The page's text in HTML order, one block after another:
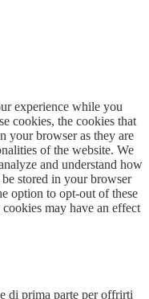
experience while you
cookies, the cookies that
your browser as they are
of the website. We
and understand how
stored in your browser
option to opt-out of these
may have an effect
di prima parte per offrirti